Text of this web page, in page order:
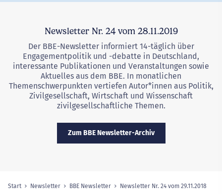
Newsletter Nr. 24 vom 28.11.2019
Der BBE-Newsletter informiert 14-täglich über
Engagementpolitik und -debatte in Deutschland,
interessante Publikationen und Veranstaltungen sowie
Aktuelles aus dem BBE. In monatlichen
Themenschwerpunkten vertiefen Autor*innen aus Politik,
Zivilgesellschaft, Wirtschaft und Wissenschaft
zivilgesellschaftliche Themen.
Zum BBE Newsletter-Archiv
Sie sind hier:
Start Newsletter BBE Newsletter Newsletter Nr. 24 vom 29.11.2018